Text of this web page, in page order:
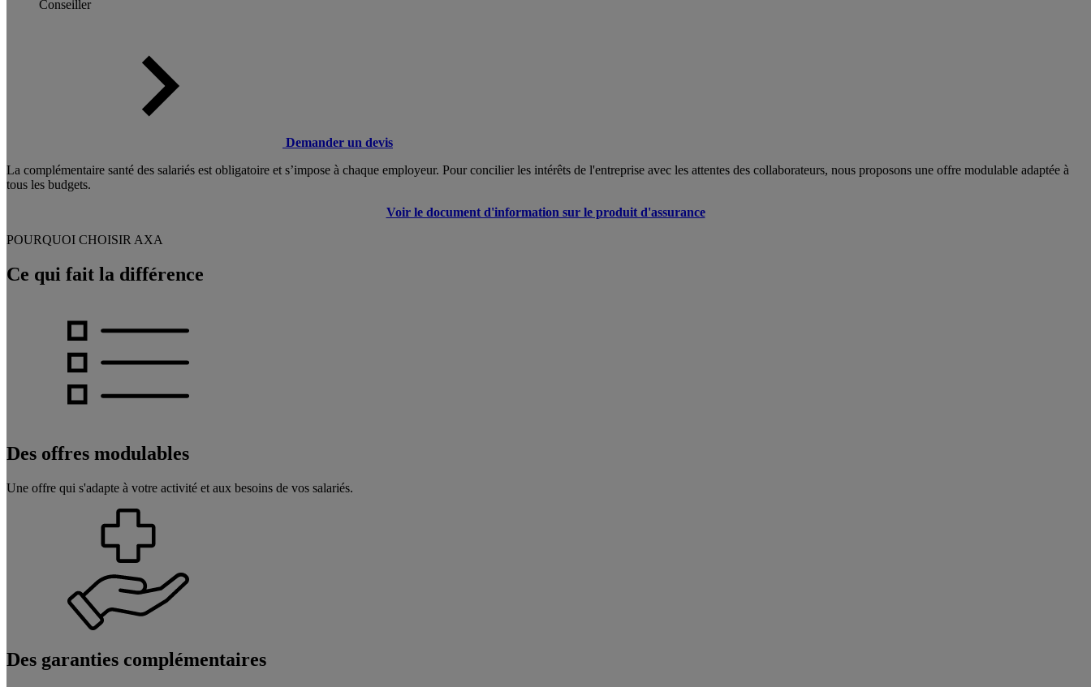
Conseiller
Demander un devis
La complémentaire santé des salariés est obligatoire et s’impose à chaque employeur. Pour concilier les intérêts de l'entreprise avec les attentes des collaborateurs, nous proposons une offre modulable adaptée à
tous les budgets.
Voir le document d'information sur le produit d'assurance
POURQUOI CHOISIR AXA
Ce qui fait la différence
Des offres modulables
Une offre qui s'adapte à votre activité et aux besoins de vos salariés.
Des garanties complémentaires